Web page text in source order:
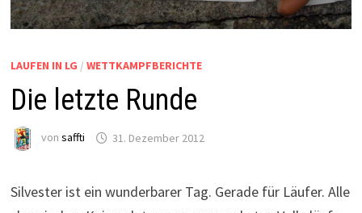
LAUFEN IN LG / WETTKAMPFBERICHTE
Die letzte Runde
von saffti 31. Dezember 2012
Silvester ist ein wunderbarer Tag. Gerade für Läufer. Alle